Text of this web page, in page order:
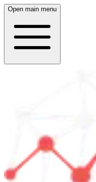
Open main menu